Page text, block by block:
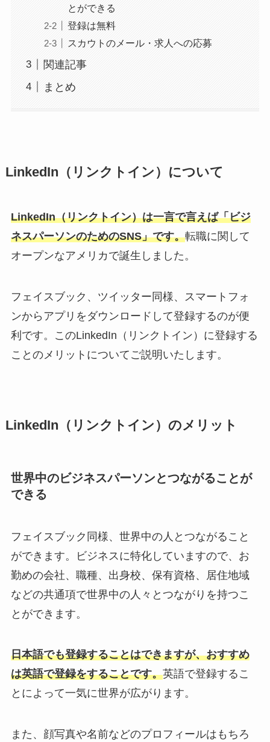
とができる
登録は無料
スカウトのメール・求人への応募
関連記事
まとめ
LinkedIn（リンクトイン）について
LinkedIn（リンクトイン）は一言で言えば「ビジ
ネスパーソンのためのSNS」です。転職に関して
オープンなアメリカで誕生しました。
フェイスブック、ツイッター同様、スマートフォ
ンからアプリをダウンロードして登録するのが便
利です。このLinkedIn（リンクトイン）に登録する
ことのメリットについてご説明いたします。
LinkedIn（リンクトイン）のメリット
世界中のビジネスパーソンとつながることが
できる
フェイスブック同様、世界中の人とつながること
ができます。ビジネスに特化していますので、お
勤めの会社、職種、出身校、保有資格、居住地域
などの共通項で世界中の人々とつながりを持つこ
とができます。
日本語でも登録することはできますが、おすすめ
は英語で登録をすることです。英語で登録するこ
とによって一気に世界が広がります。
また、顔写真や名前などのプロフィールはもちろ